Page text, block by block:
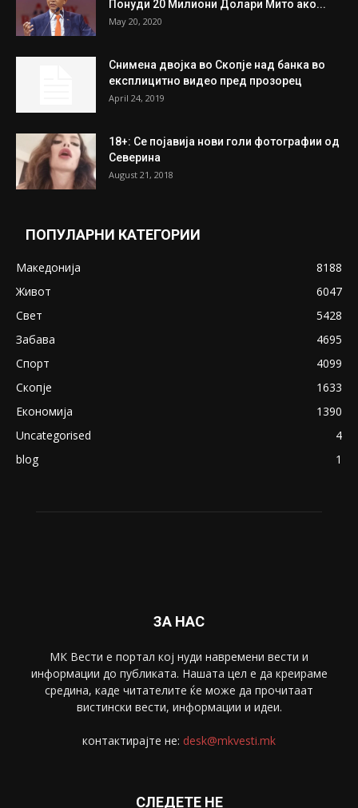
Понуди 20 Милиони Долари Мито ако...
May 20, 2020
Снимена двојка во Скопје над банка во
експлицитно видео пред прозорец
April 24, 2019
18+: Се појавија нови голи фотографии од
Северина
August 21, 2018
ПОПУЛАРНИ КАТЕГОРИИ
Македонија
8188
Живот
6047
Свет
5428
Забава
4695
Спорт
4099
Скопје
1633
Економија
1390
Uncategorised
4
blog
1
ЗА НАС
МК Вести е портал коj нуди навремени вести и
информации до публиката. Нашата цел е да креираме
средина, каде читателите ќе може да прочитаат
вистински вести, информации и идеи.
контактирајте не: desk@mkvesti.mk
СЛЕДЕТЕ НЕ